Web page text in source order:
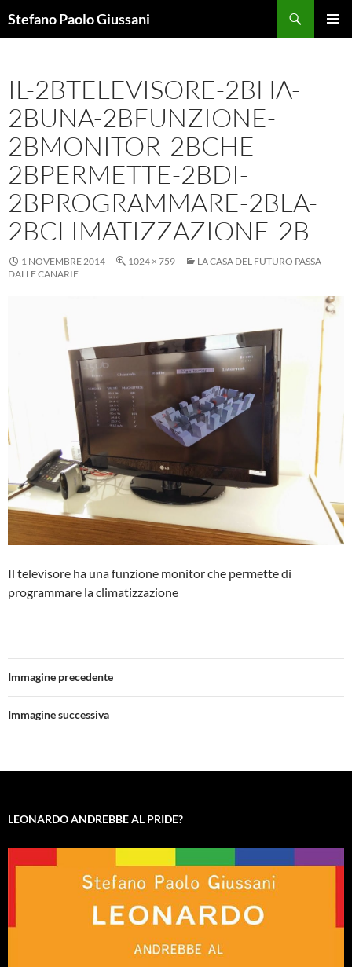
alStefano Paolo Giussani
IL-2BTELEVISORE-2BHA-
2BUNA-2BFUNZIONE-
2BMONITOR-2BCHE-
2BPERMETTE-2BDI-
2BPROGRAMMARE-2BLA-
2BCLIMATIZZAZIONE-2B
1 NOVEMBRE 2014 1024 × 759
LA CASA DEL FUTURO PASSA
DALLE CANARIE
Il televisore ha una funzione monitor che permette di
programmare la climatizzazione
Immagine precedente
Immagine successiva
LEONARDO ANDREBBE AL PRIDE?